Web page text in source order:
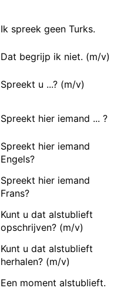
Ik spreek geen Turks.
Dat begrijp ik niet. (m/v)
Spreekt u ...? (m/v)
Spreekt hier iemand ... ?
Spreekt hier iemand
Engels?
Spreekt hier iemand
Frans?
Kunt u dat alstublieft
opschrijven? (m/v)
Kunt u dat alstublieft
herhalen? (m/v)
Een moment alstublieft.